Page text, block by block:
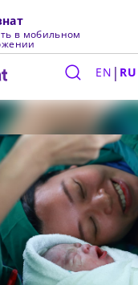
в мобильном
EN | RU